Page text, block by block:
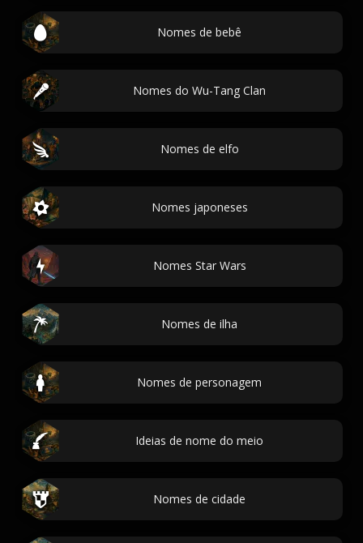
Nomes de bebê
Nomes do Wu-Tang Clan
Nomes de elfo
Nomes japoneses
Nomes Star Wars
Nomes de ilha
Nomes de personagem
Ideias de nome do meio
Nomes de cidade